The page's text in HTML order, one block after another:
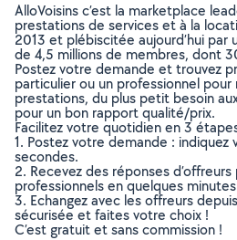
AlloVoisins c’est la marketplace
prestations de services et à la
2013 et plébiscitée aujourd’hui par
de 4,5 millions de membres, dont
Postez votre demande et trouvez
particulier ou un professionnel
prestations, du plus petit besoin
pour un bon rapport qualité/prix.
Facilitez votre quotidien en 3
1. Postez votre demande :
secondes.
2. Recevez des réponses
professionnels en quelques
3. Echangez avec les offreurs
sécurisée et faites votre choix !
C’est gratuit et sans commission !